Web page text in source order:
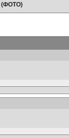
(ФОТО)